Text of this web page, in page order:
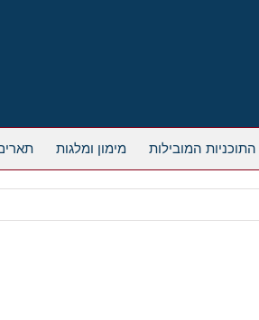
התוכניות המובילות מימון ומלגות